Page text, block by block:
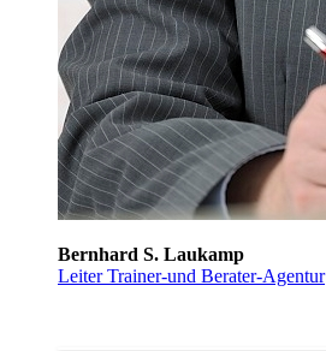
Bernhard S. Laukamp
Leiter Trainer-und Berater-Agentur